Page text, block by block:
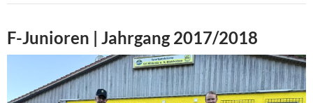
F-Junioren | Jahrgang 2017/2018